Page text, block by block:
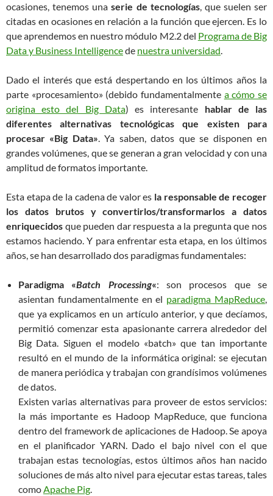
ocasiones, tenemos unaserie de tecnologías, que suelen ser
citadas en ocasiones en relación a la función que ejercen. Es lo
que aprendemos en nuestro módulo M2.2 del Programa de Big
Data y Business Intelligencede nuestra universidad.
Dado el interés que está despertando en los últimos años la
parte «procesamiento» (debido fundamentalmente a cómo se
origina esto del Big Data) es interesante hablar de las
diferentes alternativas tecnológicas que existen para
procesar «Big Data». Ya saben, datos que se disponen en
grandes volúmenes, que se generan a gran velocidad y con una
amplitud de formatos importante.
Esta etapa de la cadena de valor es la responsable de recoger
los datos brutos y convertirlos/transformarlos a datos
enriquecidos que pueden dar respuesta a la pregunta que nos
estamos haciendo. Y para enfrentar esta etapa, en los últimos
años, se han desarrollado dos paradigmas fundamentales:
Paradigma «Batch Processing«: son procesos que se
asientan fundamentalmente en el paradigma MapReduce,
que ya explicamos en un artículo anterior, y que decíamos,
permitió comenzar esta apasionante carrera alrededor del
Big Data. Siguen el modelo «batch» que tan importante
resultó en el mundo de la informática original: se ejecutan
de manera periódica y trabajan con grandísimos volúmenes
de datos.
Existen varias alternativas para proveer de estos servicios:
la más importante es Hadoop MapReduce, que funciona
dentro del framework de aplicaciones de Hadoop. Se apoya
en el planificador YARN. Dado el bajo nivel con el que
trabajan estas tecnologías, estos últimos años han nacido
soluciones de más alto nivel para ejecutar estas tareas, tales
comoApache Pig.